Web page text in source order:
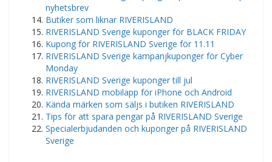
nyhetsbrev
Butiker som liknar RIVERISLAND
RIVERISLAND Sverige kuponger för BLACK FRIDAY
Kupong för RIVERISLAND Sverige för 11.11
RIVERISLAND Sverige kampanjkuponger för Cyber ​​​​
Monday
RIVERISLAND Sverige kuponger till jul
RIVERISLAND mobilapp för iPhone och Android
Kända märken som säljs i butiken RIVERISLAND
Tips för att spara pengar på RIVERISLAND Sverige
Specialerbjudanden och kuponger på RIVERISLAND
Sverige